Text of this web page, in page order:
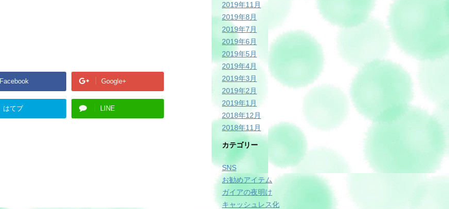
Facebook Google+
はてブ LINE
2019年11月
2019年8月
2019年7月
2019年6月
2019年5月
2019年4月
2019年3月
2019年2月
2019年1月
2018年12月
2018年11月
カテゴリー
SNS
お勧めアイテム
ガイアの夜明け
キャッシュレス化